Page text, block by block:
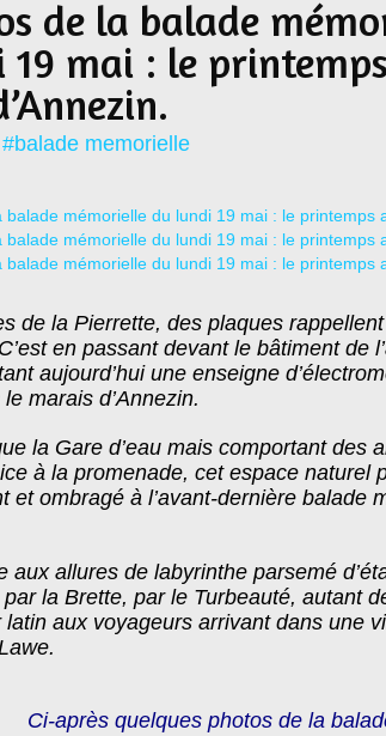
de la balade
19 mai : le
#balade memorielle
de la Pierrette, des plaques
en passant devant le bâtiment de
aujourd’hui une enseigne
marais d’Annezin.
la Gare d’eau mais comportant des
à la promenade, cet espace naturel
et ombragé à l’avant-dernière balade
aux allures de labyrinthe parsemé
la Brette, par le Turbeauté, autant
aux voyageurs arrivant dans une
Ci-après quelques photos de la